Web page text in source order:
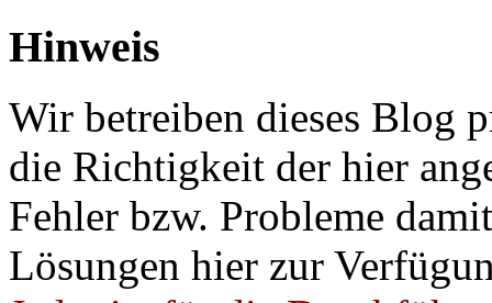
Hinweis
Wir betreiben dieses Blog
die Richtigkeit der hier
Fehler bzw. Probleme
Lösungen hier zur